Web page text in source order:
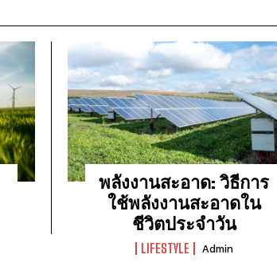
พลังงานสะอาด: วิธีการ
ใช้พลังงานสะอาดใน
ชีวิตประจำวัน
LIFESTYLE Admin